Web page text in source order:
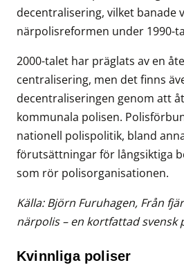
decentralisering, vilket banade
närpolisreformen under 1990-
2000-talet har präglats av en
centralisering, men det finns
decentraliseringen genom att
kommunala polisen.
nationell polispolitik, bland
förutsättningar för långsiktiga
som rör polisorganisationen.
Källa: Björn Furuhagen, Från
närpolis – en kortfattad svensk
Kvinnliga poliser